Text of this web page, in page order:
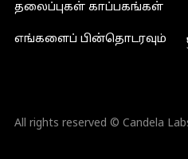
தலைப்புகள் காப்பகங்கள்
எங்களைப் பின்தொடரவும்
All rights reserved © Candela